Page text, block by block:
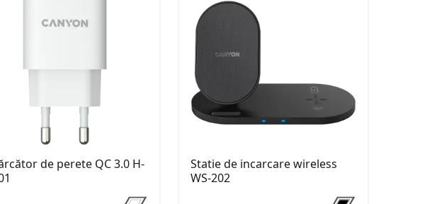
de perete QC 3.0 H-
Statie de incarcare wireless
WS-202